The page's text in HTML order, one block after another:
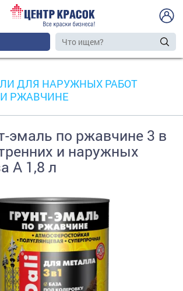
ДЛЯ НАРУЖНЫХ РАБОТ
РЖАВЧИНЕ
эмаль по ржавчине 3 в
и наружных
A 1,8 л